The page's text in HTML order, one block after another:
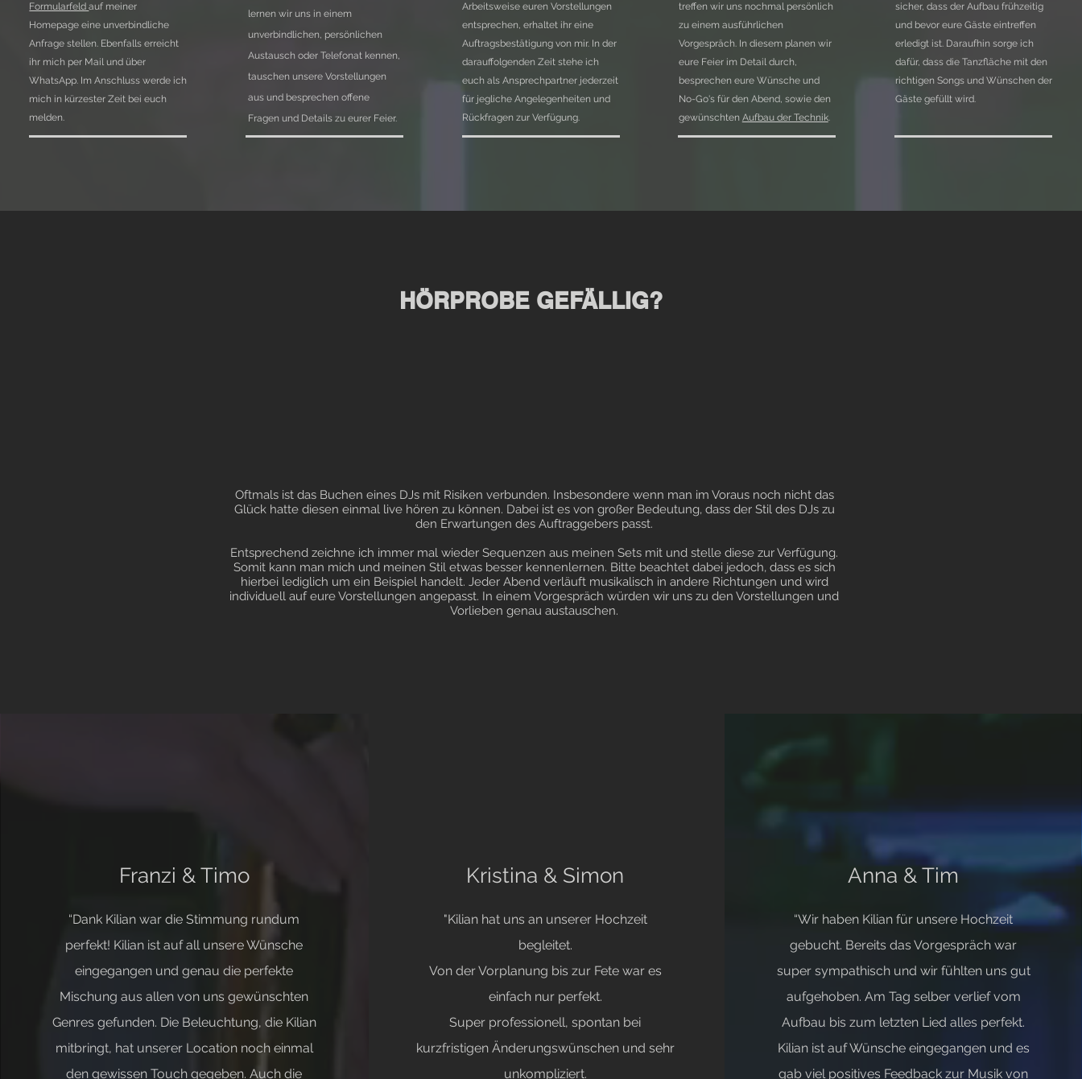
Formularfeldauf meiner
Homepage eine unverbindliche
Anfrage stellen. Ebenfalls erreicht
ihr mich per Mail und über
WhatsApp. Im Anschluss werde ich
mich in kürzester Zeit bei euch
melden.
lernen wir uns in einem
unverbindlichen, persönlichen
Austausch oder Telefonat kennen,
tauschen unsere Vorstellungen
aus und besprechen offene
Fragen und Details zu eurer Feier.
Arbeitsweise euren Vorstellungen
entsprechen, erhaltet ihr eine
Auftragsbestätigung von mir. In der
darauffolgenden Zeit stehe ich
euch als Ansprechpartner jederzeit
für jegliche Angelegenheiten und
Rückfragen zur Verfügung.
treffen wir uns nochmal persönlich
zu einem ausführlichen
Vorgespräch. In diesem planen wir
eure Feier im Detail durch,
besprechen eure Wünsche und
No-Go's für den Abend, sowie den
gewünschten Aufbau der Technik.
sicher, dass der Aufbau frühzeitig
und bevor eure Gäste eintreffen
erledigt ist. Daraufhin sorge ich
dafür, dass die Tanzfläche mit den
richtigen Songs und Wünschen der
Gäste gefüllt wird.
HÖRPROBE GEFÄLLIG?
Oftmals ist das Buchen eines DJs mit Risiken verbunden. Insbesondere wenn man im Voraus noch nicht das
Glück hatte diesen einmal live hören zu können. Dabei ist es von großer Bedeutung, dass der Stil des DJs zu
den Erwartungen des Auftraggebers passt.
Entsprechend zeichne ich immer mal wieder Sequenzen aus meinen Sets mit und stelle diese zur Verfügung.
Somit kann man mich und meinen Stil etwas besser kennenlernen. Bitte beachtet dabei jedoch, dass es sich
hierbei lediglich um ein Beispiel handelt. Jeder Abend verläuft musikalisch in andere Richtungen und wird
individuell auf eure Vorstellungen angepasst. In einem Vorgespräch würden wir uns zu den Vorstellungen und
Vorlieben genau austauschen.
Franzi & Timo
“Dank Kilian war die Stimmung rundum
perfekt! Kilian ist auf all unsere Wünsche
eingegangen und genau die perfekte
Mischung aus allen von uns gewünschten
Genres gefunden. Die Beleuchtung, die Kilian
mitbringt, hat unserer Location noch einmal
den gewissen Touch gegeben. Auch die
Kristina & Simon
"Kilian hat uns an unserer Hochzeit
begleitet.
Von der Vorplanung bis zur Fete war es
einfach nur perfekt.
Super professionell, spontan bei
kurzfristigen Änderungswünschen und sehr
unkompliziert.
Anna & Tim
“Wir haben Kilian für unsere Hochzeit
gebucht. Bereits das Vorgespräch war
super sympathisch und wir fühlten uns gut
aufgehoben. Am Tag selber verlief vom
Aufbau bis zum letzten Lied alles perfekt.
Kilian ist auf Wünsche eingegangen und es
gab viel positives Feedback zur Musik von